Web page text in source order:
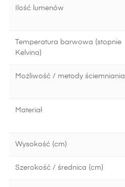
Ilość lumenów
Temperatura barwowa (stopnie
Kelvina)
Możliwość / metody ściemniania
Materiał
Wysokość (cm)
Szerokość / średnica (cm)